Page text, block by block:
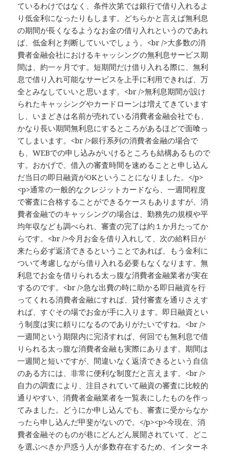
ているわけではなく、条件次第では銀行で借り入れるよ
り低金利になったりもします。どちらかと言えば無利息
の期間が長くなるようなお金の借り入れというのであれ
ば、低金利と判断していいでしょう。<br />大多数の消
費者金融会社におけるキャッシングの無利息サービス期
間は、約一ヶ月です。短期間だけ借り入れる際に、無利
息で借り入れ可能なサービスを上手に利用できれば、万
全とみなしていいと思います。<br />無利息期間が設け
られたキャッシングやカードローンは増えてきています
し、いまどきは名前が売れている消費者金融会社でも、
かなり長い期間無利息にするところがあるほどで面喰っ
てしまいます。<br />銀行系列の消費者金融の場合で
も、WEBでの申し込みがいけるところも結構あるもので
す。おかげで、借入の審査時間を速めることと申し込ん
だ当日の即日融資がOKということになりました。</p>
<p>通常の一般的なクレジットカードなら、一週間程度
で審査に合格することができるケースもありますが、消
費者金融でのキャッシングの場合は、勤務先の規模や平
均年収なども調べられ、審査の完了は約１か月たってか
らです。<br />今月お金を借り入れして、次の給料日が
来たら必ず返済できるということであれば、もう金利に
ついて考慮しながら借り入れる必要もなくなります。無
利息でお金を借りられる太っ腹な消費者金融業者が実在
するのです。<br />急な出費の時に助かる即日融資を行
ってくれる消費者金融にすれば、貸付審査を通りさえす
れば、すぐその場でお金が手に入ります。即日融資とい
う制度は実に頼りになるのでありがたいですね。<br />
一週間という期限内に完済すれば、何回でも無利息で借
りられる太っ腹な消費者金融も実際にあります。期間は
一週間と短いですが、間違いなく返済できるという自信
のある方には、非常に便利な制度だと言えます。<br />
自力の調査により、注目されていて融資の審査に比較的
通りやすい、消費者金融業者を一覧表にしたものを作っ
てみました。どうにか申し込んでも、審査に受からなか
ったら申し込んだ甲斐がないので。</p><p>今現在、消
費者金融そのものが巷にどんどん展開されていて、どこ
を選ぶべきか戸惑う人が多数存在するため、インターネ